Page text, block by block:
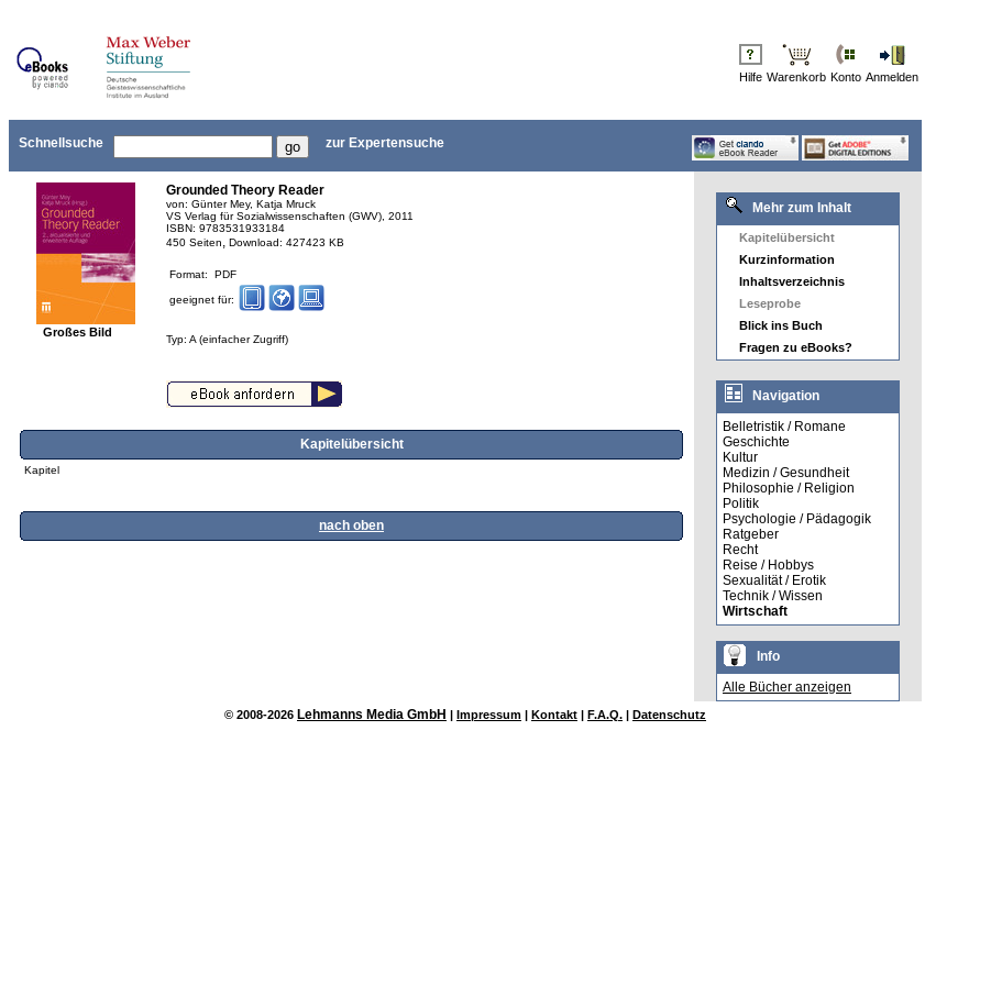
Hilfe Warenkorb Konto Anmelden
Schnellsuche zur Expertensuche
Großes Bild
Grounded Theory Reader
von: Günter Mey, Katja Mruck
VS Verlag für Sozialwissenschaften (GWV), 2011
ISBN: 9783531933184
450 Seiten, Download: 427423 KB
Format: PDF
geeignet für:
Typ: A (einfacher Zugriff)
Kapitelübersicht
Kapitel
nach oben
Mehr zum Inhalt
Kapitelübersicht
Kurzinformation
Inhaltsverzeichnis
Leseprobe
Blick ins Buch
Fragen zu eBooks?
Navigation
Belletristik / Romane
Geschichte
Kultur
Medizin / Gesundheit
Philosophie / Religion
Politik
Psychologie / Pädagogik
Ratgeber
Recht
Reise / Hobbys
Sexualität / Erotik
Technik / Wissen
Wirtschaft
Info
Alle Bücher anzeigen
© 2008-2026 Lehmanns Media GmbH | Impressum | Kontakt | F.A.Q. | Datenschutz